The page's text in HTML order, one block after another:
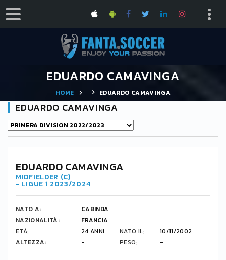
EDUARDO CAMAVINGA
HOME EDUARDO CAMAVINGA
EDUARDO CAMAVINGA
EDUARDO CAMAVINGA
MIDFIELDER (C)
- LIGUE 1 2023/2024
NATO A:
CABINDA
NAZIONALITÀ:
FRANCIA
ETÀ:
24 ANNI NATO IL:
10/11/2002
ALTEZZA:
- PESO: -